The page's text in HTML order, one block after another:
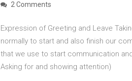
2 Comments
Expression of Greeting and Leave
normally to start and also finish our
that we use to start communication
Asking for and showing attention)